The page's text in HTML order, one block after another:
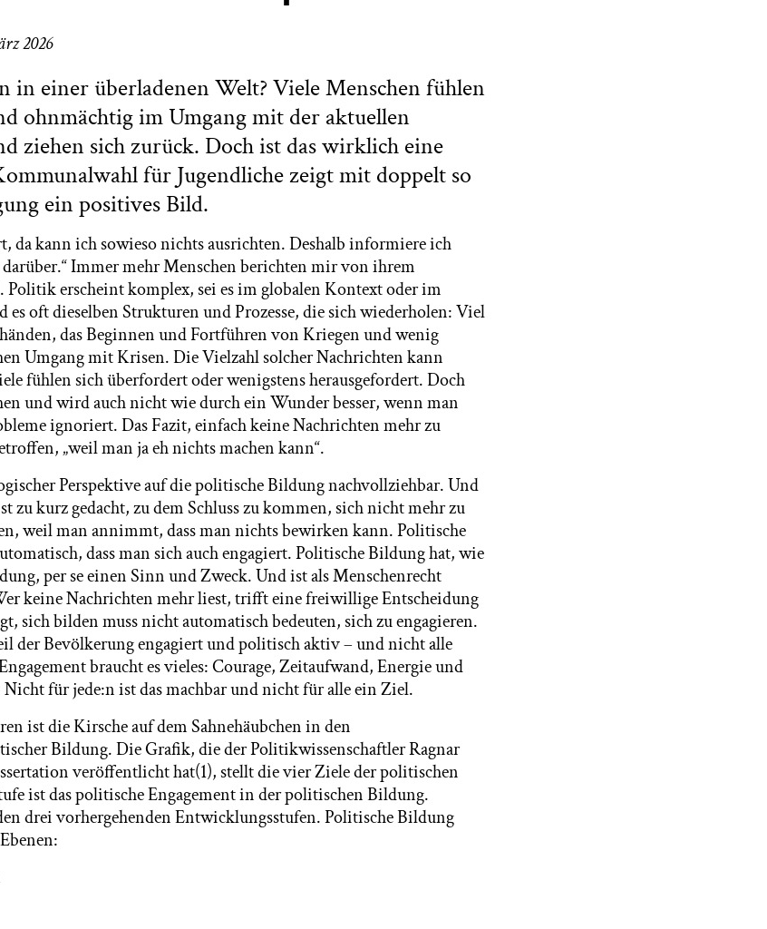
2026
einer überladenen Welt? Viele Menschen fühlen
ohnmächtig im Umgang mit der aktuellen
ziehen sich zurück. Doch ist das wirklich eine
für Jugendliche zeigt mit doppelt so
ein positives Bild.
da kann ich sowieso nichts ausrichten. Deshalb informiere ich
Immer mehr Menschen berichten mir von ihrem
erscheint komplex, sei es im globalen Kontext oder im
es oft dieselben Strukturen und Prozesse, die sich wiederholen: Viel
das Beginnen und Fortführen von Kriegen und wenig
Umgang mit Krisen. Die Vielzahl solcher Nachrichten kann
fühlen sich überfordert oder wenigstens herausgefordert. Doch
und wird auch nicht wie durch ein Wunder besser, wenn man
ignoriert. Das Fazit, einfach keine Nachrichten mehr zu
„weil man ja eh nichts machen kann“.
Perspektive auf die politische Bildung nachvollziehbar. Und
zu kurz gedacht, zu dem Schluss zu kommen, sich nicht mehr zu
weil man annimmt, dass man nichts bewirken kann. Politische
dass man sich auch engagiert. Politische Bildung hat, wie
per se einen Sinn und Zweck. Und ist als Menschenrecht
keine Nachrichten mehr liest, trifft eine freiwillige Entscheidung
sich bilden muss nicht automatisch bedeuten, sich zu engagieren.
der Bevölkerung engagiert und politisch aktiv – und nicht alle
braucht es vieles: Courage, Zeitaufwand, Energie und
für jede:n ist das machbar und nicht für alle ein Ziel.
ist die Kirsche auf dem Sahnehäubchen in den
Bildung. Die Grafik, die der Politikwissenschaftler Ragnar
veröffentlicht hat(1), stellt die vier Ziele der politischen
ist das politische Engagement in der politischen Bildung.
drei vorhergehenden Entwicklungsstufen. Politische Bildung